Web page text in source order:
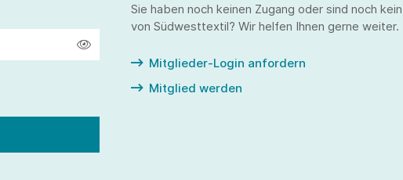
Sie haben noch keinen Zugang oder sind noch
von Südwesttextil? Wir helfen Ihnen gerne weiter.
Mitglieder-Login anfordern
Mitglied werden